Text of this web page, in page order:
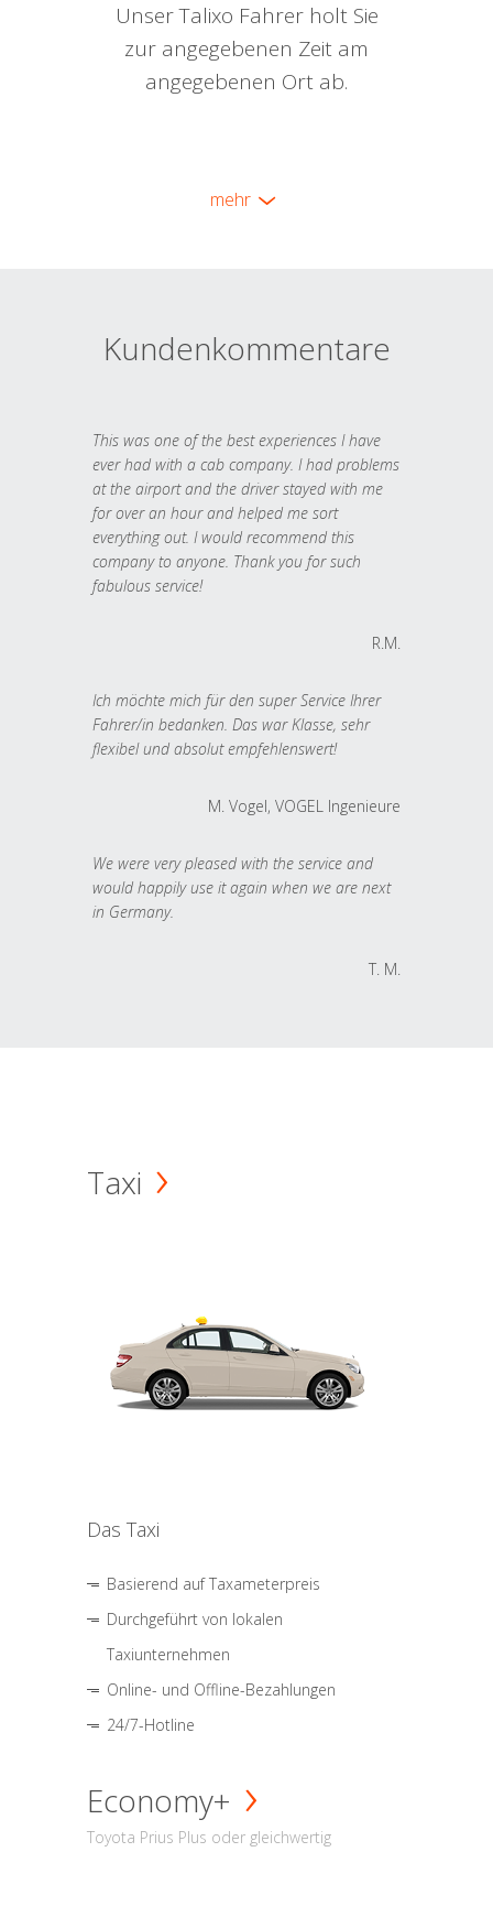
Unser Talixo Fahrer holt Sie
zur angegebenen Zeit am
angegebenen Ort ab.
mehr
Kundenkommentare
This was one of the best experiences I have
ever had with a cab company. I had problems
at the airport and the driver stayed with me
for over an hour and helped me sort
everything out. I would recommend this
company to anyone. Thank you for such
fabulous service!
R.M.
Ich möchte mich für den super Service Ihrer
Fahrer/in bedanken. Das war Klasse, sehr
flexibel und absolut empfehlenswert!
M. Vogel, VOGEL Ingenieure
We were very pleased with the service and
would happily use it again when we are next
in Germany.
T. M.
Taxi
Das Taxi
Basierend auf Taxameterpreis
Durchgeführt von lokalen
Taxiunternehmen
Online- und Offline-Bezahlungen
24/7-Hotline
Economy+
Toyota Prius Plus oder gleichwertig